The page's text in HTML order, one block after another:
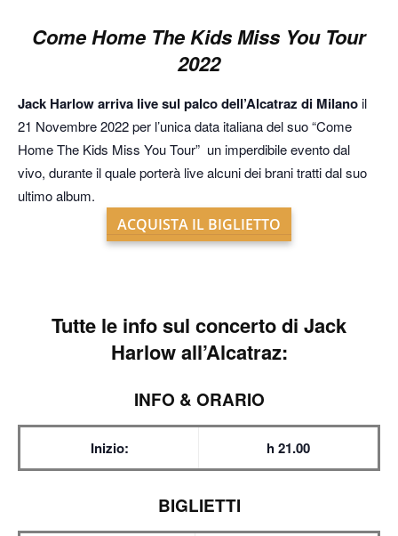
Come Home The Kids Miss You Tour
2022
Jack Harlow arriva live sul palco dell’Alcatraz di Milanoil
21 Novembre 2022 per l’unica data italiana del suo “Come
Home The Kids Miss You Tour” un imperdibile evento dal
vivo, durante il quale porterà live alcuni dei brani tratti dal suo
ultimo album.
ACQUISTA IL BIGLIETTO
Tutte le info sul concerto di Jack
Harlow all’Alcatraz:
INFO & ORARIO
Inizio: h 21.00
BIGLIETTI